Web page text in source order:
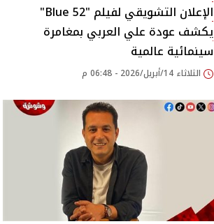
الإعلان التشويقي لفيلم "52 Blue"
يكشف عودة علي العربي بمغامرة
سينمائية عالمية
الثلاثاء 14/أبريل/2026 - 06:48 م